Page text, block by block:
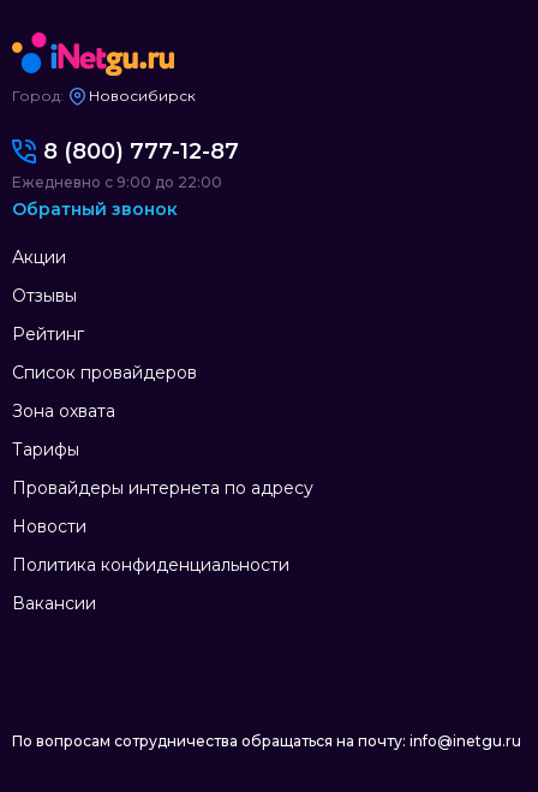
Город: Новосибирск
Акции
Отзывы
Рейтинг
Список провайдеров
Зона охвата
Тарифы
Провайдеры интернета по адресу
Новости
Политика конфиденциальности
Вакансии
8 (800) 777-12-87
Ежедневно с 9:00 до 22:00
Обратный звонок
По вопросам сотрудничества обращаться на почту: info@inetgu.ru